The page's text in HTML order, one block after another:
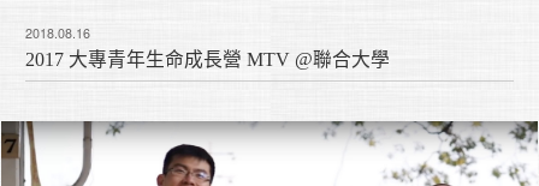
2018.08.16
2017 大專青年生命成長營 MTV @聯合大學